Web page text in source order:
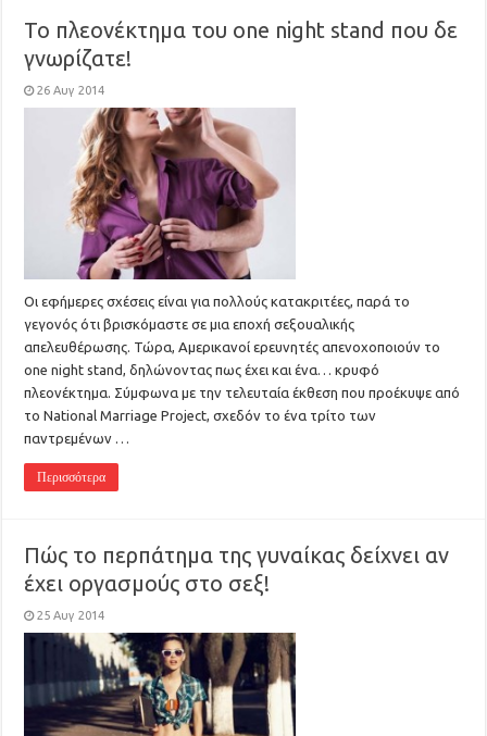
Το πλεονέκτημα του one night stand που δε
γνωρίζατε!
26 Αυγ 2014
Οι εφήμερες σχέσεις είναι για πολλούς κατακριτέες, παρά το
γεγονός ότι βρισκόμαστε σε μια εποχή σεξουαλικής
απελευθέρωσης. Τώρα, Αμερικανοί ερευνητές απενοχοποιούν το
one night stand, δηλώνοντας πως έχει και ένα… κρυφό
πλεονέκτημα. Σύμφωνα με την τελευταία έκθεση που προέκυψε από
το National Marriage Project, σχεδόν το ένα τρίτο των
παντρεμένων …
Περισσότερα
Πώς το περπάτημα της γυναίκας δείχνει αν
έχει οργασμούς στο σεξ!
25 Αυγ 2014